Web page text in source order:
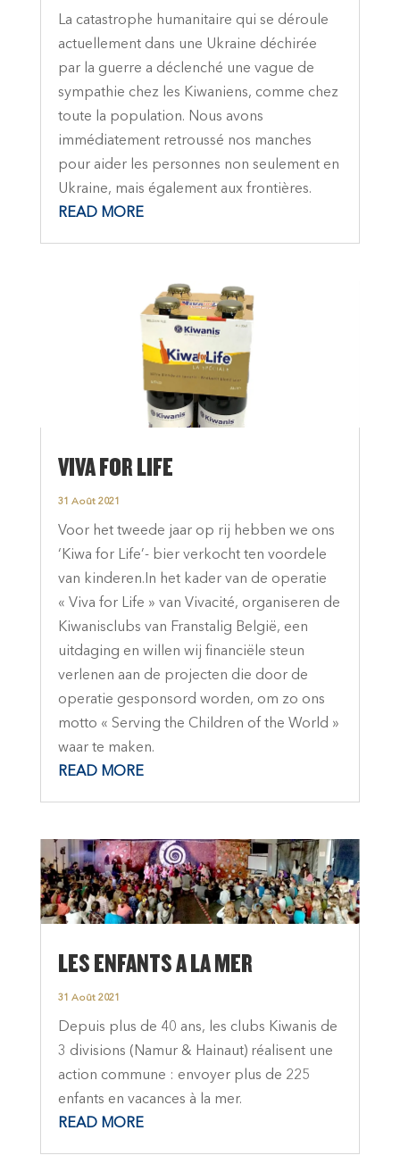
La catastrophe humanitaire qui se déroule
actuellement dans une Ukraine déchirée
par la guerre a déclenché une vague de
sympathie chez les Kiwaniens, comme chez
toute la population. Nous avons
immédiatement retroussé nos manches
pour aider les personnes non seulement en
Ukraine, mais également aux frontières.
READ MORE
VIVA FOR LIFE
31 Août 2021
Voor het tweede jaar op rij hebben we ons
‘Kiwa for Life’- bier verkocht ten voordele
van kinderen.In het kader van de operatie
« Viva for Life » van Vivacité, organiseren de
Kiwanisclubs van Franstalig België, een
uitdaging en willen wij financiële steun
verlenen aan de projecten die door de
operatie gesponsord worden, om zo ons
motto « Serving the Children of the World »
waar te maken.
READ MORE
LES ENFANTS A LA MER
31 Août 2021
Depuis plus de 40 ans, les clubs Kiwanis de
3 divisions (Namur & Hainaut) réalisent une
action commune : envoyer plus de 225
enfants en vacances à la mer.
READ MORE